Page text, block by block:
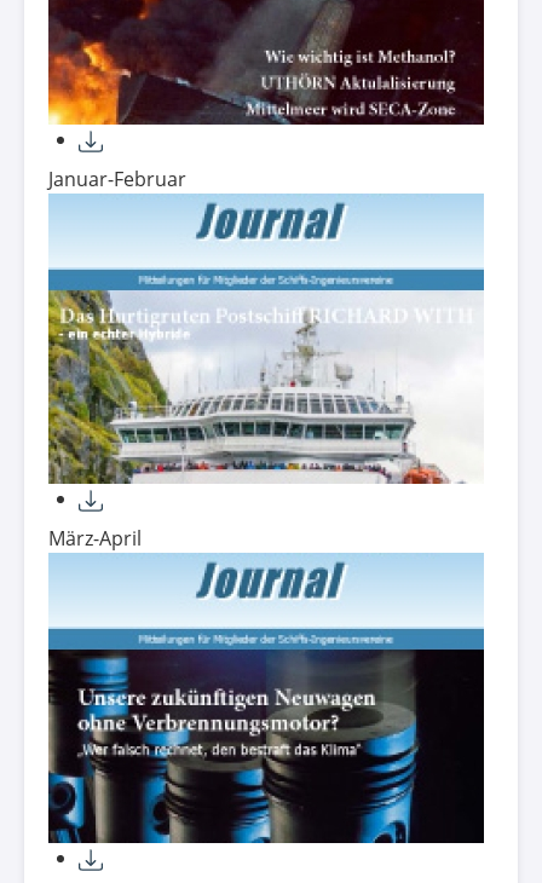
Januar-Februar
März-April